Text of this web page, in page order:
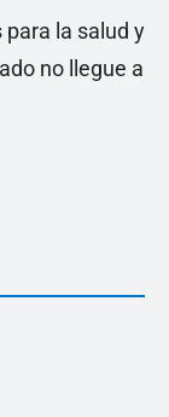
la salud y
no llegue a